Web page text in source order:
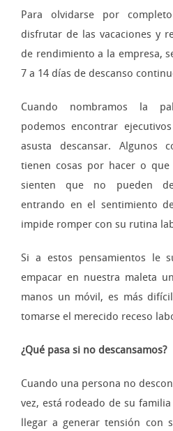
Para olvidarse por
disfrutar de las vacaciones y
de rendimiento a la empresa,
7 a 14 días de descanso
Cuando nombramos la
podemos encontrar
asusta descansar. Algunos
tienen cosas por hacer o
sienten que no pueden
entrando en el sentimiento
impide romper con su rutina
Si a estos pensamientos le
empacar en nuestra maleta
manos un móvil, es más
tomarse el merecido receso
¿Qué pasa si no descansamos?
Cuando una persona no
vez, está rodeado de su
llegar a generar tensión con